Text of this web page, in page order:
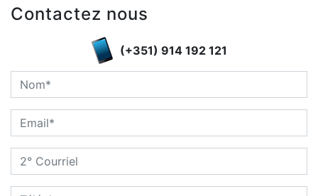
Contactez nous
(+351) 914 192 121